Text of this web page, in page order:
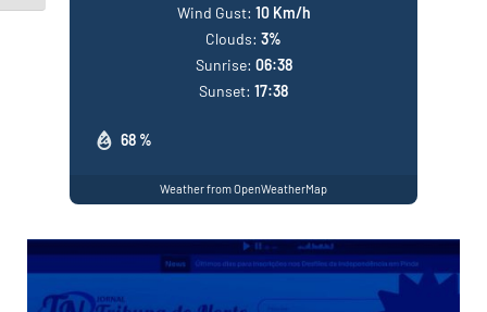
68 %
Wind Gust: 10 Km/h
Clouds: 3%
Sunrise: 06:38
Sunset: 17:38
Weather from OpenWeatherMap